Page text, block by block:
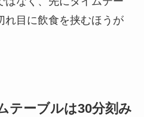
れ目に飲食を挟むほうが
テーブルは30分刻み